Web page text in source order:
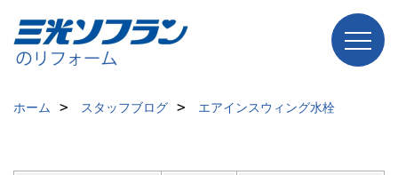
ホーム スタッフブログ エアインスウィング水栓